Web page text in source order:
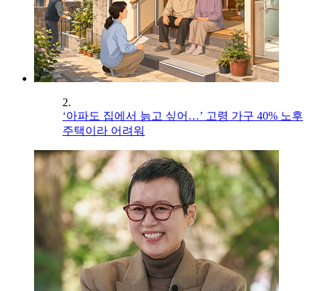
2.
‘아파도 집에서 늙고 싶어…’ 고령 가구 40% 노후
주택이라 어려워